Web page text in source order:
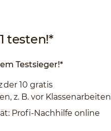
testen!*
Testsieger!*
der 10 gratis
z. B. vor Klassenarbeiten
Profi-Nachhilfe online